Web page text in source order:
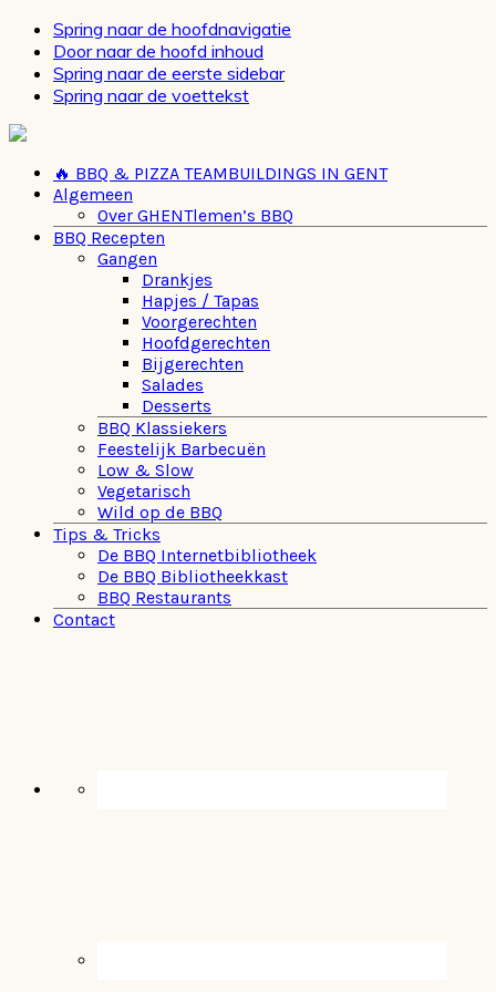
Spring naar de hoofdnavigatie
Door naar de hoofd inhoud
Spring naar de eerste sidebar
Spring naar de voettekst
🔥 BBQ & PIZZA TEAMBUILDINGS IN GENT
Algemeen
Over GHENTlemen’s BBQ
BBQ Recepten
Gangen
Drankjes
Hapjes / Tapas
Voorgerechten
Hoofdgerechten
Bijgerechten
Salades
Desserts
BBQ Klassiekers
Feestelijk Barbecuën
Low & Slow
Vegetarisch
Wild op de BBQ
Tips & Tricks
De BBQ Internetbibliotheek
De BBQ Bibliotheekkast
BBQ Restaurants
Contact